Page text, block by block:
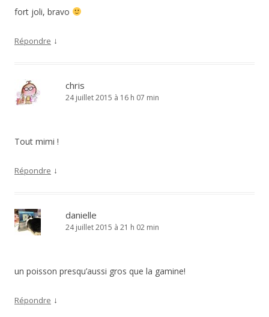
fort joli, bravo
Répondre ↓
chris
24 juillet 2015 à 16 h 07 min
Tout mimi !
Répondre ↓
danielle
24 juillet 2015 à 21 h 02 min
un poisson presqu’aussi gros que la gamine!
Répondre ↓